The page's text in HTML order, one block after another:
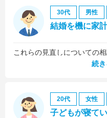
30代 男性
結婚を機に家
続
20代 女性
子どもが寝て